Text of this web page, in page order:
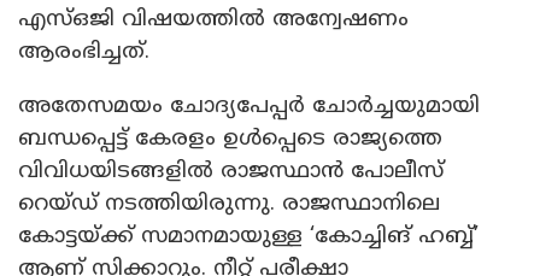
എസ്ഒജി വിഷയത്തിൽ അന്വേഷണം
ആരംഭിച്ചത്.
അതേസമയം ചോദ്യപേപ്പർ ചോർച്ചയുമായി
ബന്ധപ്പെട്ട് കേരളം ഉൾപ്പെടെ രാജ്യത്തെ
വിവിധയിടങ്ങളിൽ രാജസ്ഥാൻ പോലീസ്
റെയ്ഡ് നടത്തിയിരുന്നു. രാജസ്ഥാനിലെ
കോട്ടയ്ക്ക് സമാനമായുള്ള ‘കോച്ചിങ് ഹബ്ബ്’
ആണ് സിക്കാറും. നീറ്റ് പരീക്ഷാ